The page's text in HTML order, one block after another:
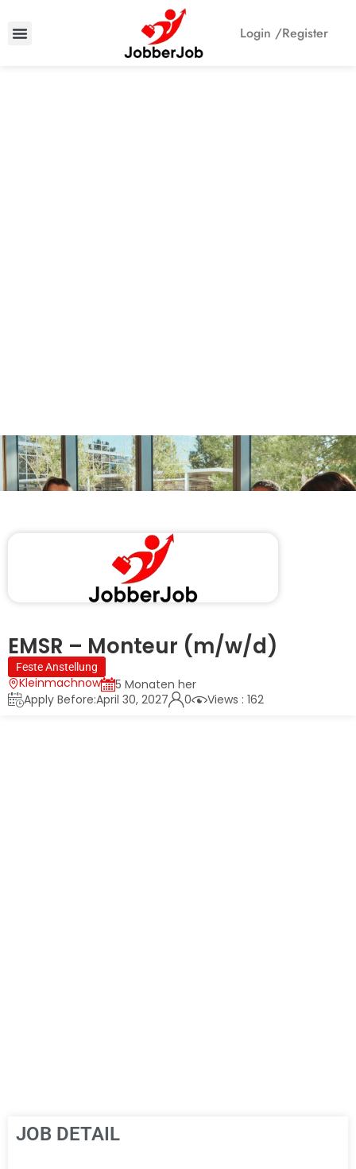
Login /Register
EMSR – Monteur (m/w/d)
Feste Anstellung
Kleinmachnow
5 Monaten her
Apply Before:April 30, 2027
0 Views : 162
JOB DETAIL